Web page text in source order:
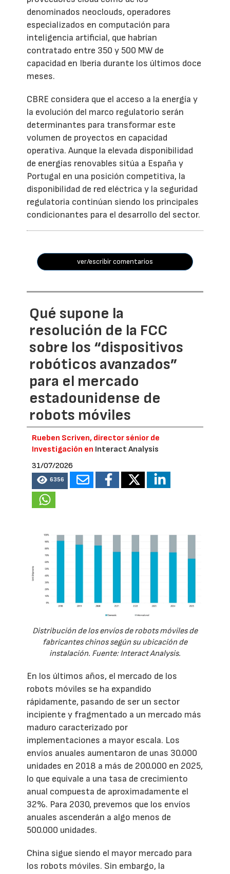
denominados neoclouds, operadores
especializados en computación para
inteligencia artificial, que habrían
contratado entre 350 y 500 MW de
capacidad en Iberia durante los últimos doce
meses.
CBRE considera que el acceso a la energía y
la evolución del marco regulatorio serán
determinantes para transformar este
volumen de proyectos en capacidad
operativa. Aunque la elevada disponibilidad
de energías renovables sitúa a España y
Portugal en una posición competitiva, la
disponibilidad de red eléctrica y la seguridad
regulatoria continúan siendo los principales
condicionantes para el desarrollo del sector.
ver/escribir comentarios
Qué supone la
resolución de la FCC
sobre los “dispositivos
robóticos avanzados”
para el mercado
estadounidense de
robots móviles
Rueben Scriven, director sénior de
Investigación en Interact Analysis
31/07/2026
6356
Distribución de los envíos de robots móviles de
fabricantes chinos según su ubicación de
instalación. Fuente: Interact Analysis.
En los últimos años, el mercado de los
robots móviles se ha expandido
rápidamente, pasando de ser un sector
incipiente y fragmentado a un mercado más
maduro caracterizado por
implementaciones a mayor escala. Los
envíos anuales aumentaron de unas 30.000
unidades en 2018 a más de 200.000 en 2025,
lo que equivale a una tasa de crecimiento
anual compuesta de aproximadamente el
32%. Para 2030, prevemos que los envíos
anuales ascenderán a algo menos de
500.000 unidades.
China sigue siendo el mayor mercado para
los robots móviles. Sin embargo, la